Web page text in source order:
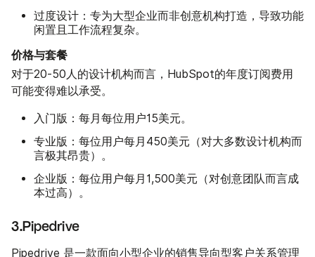
过度设计： 专为大型企业而非创意机构打造，导致功能
闲置且工作流程复杂。
价格与套餐
对于20-50人的设计机构而言，HubSpot的年度订阅费用
可能变得难以承受。
入门版： 每月每位用户15美元。
专业版： 每位用户每月450美元（对大多数设计机构而
言极其昂贵）。
企业版： 每位用户每月1,500美元（对创意团队而言成
本过高）。
3.Pipedrive
Pipedrive 是一款面向小型企业的销售导向型客户关系管理